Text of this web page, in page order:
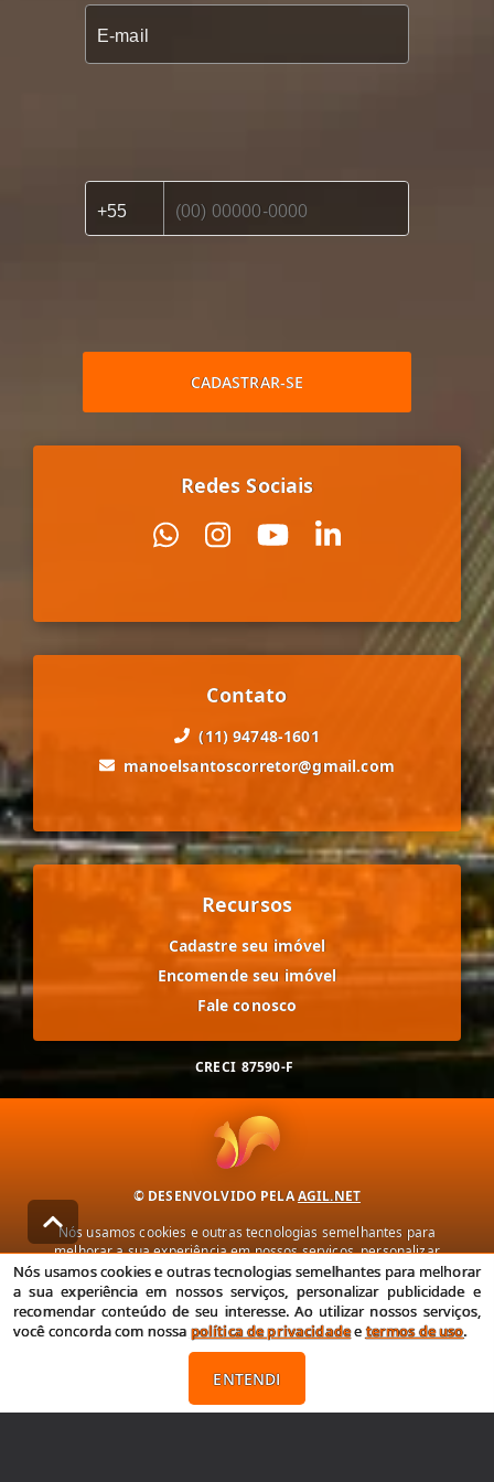
CADASTRAR-SE
Redes Sociais
Contato
(11) 94748-1601
manoelsantoscorretor@gmail.com
Recursos
Cadastre seu imóvel
Encomende seu imóvel
Fale conosco
CRECI 87590-F
© DESENVOLVIDO PELAAGIL.NET
Nós usamos cookies e outras tecnologias semelhantes para
melhorar a sua experiência em nossos serviços, personalizar
publicidade e recomendar conteúdo de seu interesse. Ao utilizar
nossos serviços, você concorda com nossa política de privacidade e
termos de uso.
Política de Privacidade Termos de uso
Nós usamos cookies e outras tecnologias semelhantes para melhorar
a sua experiência em nossos serviços, personalizar publicidade e
recomendar conteúdo de seu interesse. Ao utilizar nossos serviços,
você concorda com nossa política de privacidadeetermos de uso.
ENTENDI